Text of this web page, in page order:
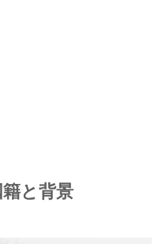
と背景